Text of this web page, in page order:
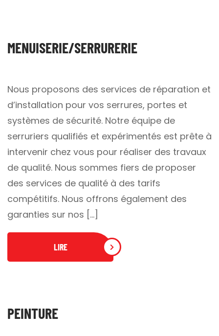
MENUISERIE/SERRURERIE
Nous proposons des services de réparation et
d’installation pour vos serrures, portes et
systèmes de sécurité. Notre équipe de
serruriers qualifiés et expérimentés est prête à
intervenir chez vous pour réaliser des travaux
de qualité. Nous sommes fiers de proposer
des services de qualité à des tarifs
compétitifs. Nous offrons également des
garanties sur nos […]
LIRE
PEINTURE